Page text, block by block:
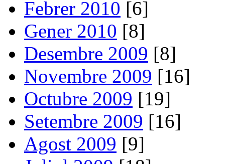
Febrer 2010 [6]
Gener 2010 [8]
Desembre 2009 [8]
Novembre 2009 [16]
Octubre 2009 [19]
Setembre 2009 [16]
Agost 2009 [9]